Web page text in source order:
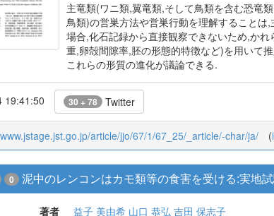
主竜類(ワニ類,翼竜類,そして鳥類を含む恐竜
鳥類)の営巣方法や営巣行動を理解すること
場合,化石記録から直接観察できないため,か
重,卵殻間隙率,胚の形態的特徴など)を用いて
これらの形質の進化が議論できる.
19:41:50 30 + 78 Twitter
article/jjo/67/1/67_25/_article/-char/ja/ (
0 泥中のレンコンはカモ類等の食害を受ける:実地
著者 益子 美由希 山口 恭弘 吉田 保志子